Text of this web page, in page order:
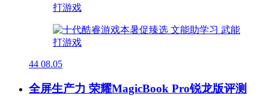
44 08.05
全屏生产力 荣耀MagicBook Pro锐龙版评测